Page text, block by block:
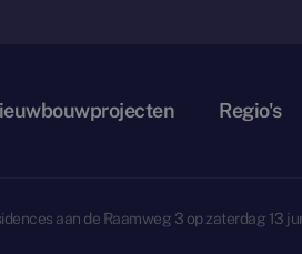
Regio's
aan de Raamweg 3 op zaterdag 13